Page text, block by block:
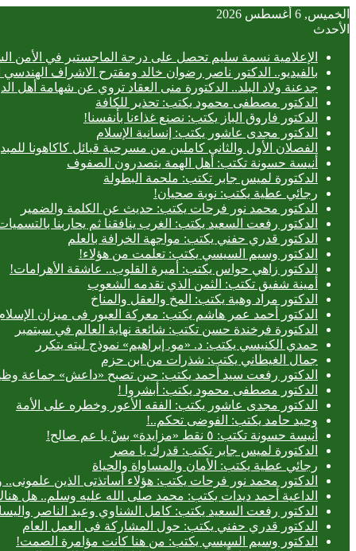
الخميس, 6 أغسطس 2026
الأحدث
الإعلامية نسمة سليم تحصل على درجة الماجستير في الأمن
بالفيديو.. ‎الدكتور ناصر رضوان خالد ومقترح الاشراف الهندسي الفعلي على المباني
جدعنة ولاد البلد.. الدكتورة منى العقاد تروي عن شهامة أهل
الدكتور مصطفى محمود يكتب: تحذير للكافة
الدكتور فاروق الباز يكتب: نصنع غذاءنا بأنفسنا!
الدكتور مجدى عاشور يكتب: إنسانية الإسلام
الفصلان الأول والثاني كاملين من مسرحية قبائل كاكاهونا
أنيسة حسونة تكتب: أهل الهمة يتصدرون الصفوف
الدكتورة لميس جابر تكتب: ملحمة البطولة
رجائي عطية يكتب: نوبة صحيان!
الدكتور محمد نور فرحات يكتب: حديث عن الكلمة والضمير
الدكتور رفعت السعيد يكتب: الغرب ينافقنا ثم يحاربنا
الدكتور قدري حفني يكتب: مواجهة الخرافة بالعلم
الدكتور وسيم السيسي يكتب: تعلمت من هؤلاء!
الدكتور زاهي حواس يكتب: أميرة القلوب.. عاشقة الأهرامات!
أمينة شفيق تكتب: الثمن الذي تقدمه الشعوب
الدكتور مراد وهبة يكتب: المخ والعقل والمناخ
الدكتور أحمد عمر هاشم يكتب: معركة العبور فى ميزان
الدكتورة فرخندة حسن تكتب: شائعة نهاية العالم في سبتمبر
حمدي الكنيسي يكتب: د. «مو. إبراهيم» نموذج ليته يتكرر
جمال الغيطاني يكتب: شذرات من ابن حزم
الدكتور رفعت سيد أحمد يكتب: حين تصبح «داعش» جماعة
الدكتور مصطفى محمود يكتب: أبشروا !
الدكتور مجدى عاشور يكتب: الفقه الأعور وخطره على الأمة
وحيد حامد يكتب: الفوضى تحكم..!
أنيسة حسونة تكتب: ٥ نقط «مزايدة» بسْ يا عم صالح!
الدكتورة لميس جابر تكتب: قدرك يا مصر
رجائي عطية يكتب: الأمان والمساواة والحياة
الدكتور محمد نور فرحات يكتب: هؤلاء أساتذتى الذين علمونى..
الداعية أحمد ديدات يكتب: محمد صلى الله عليه وسلم.. هل
الدكتور رفعت السعيد يكتب: كامل الشناوي وعبد الناصر
الدكتور قدري حفني يكتب: حول المشاركة فى العمل العام
الدكتور وسيم السيسي يكتب: من هنا كانت مؤامرة الصمت!